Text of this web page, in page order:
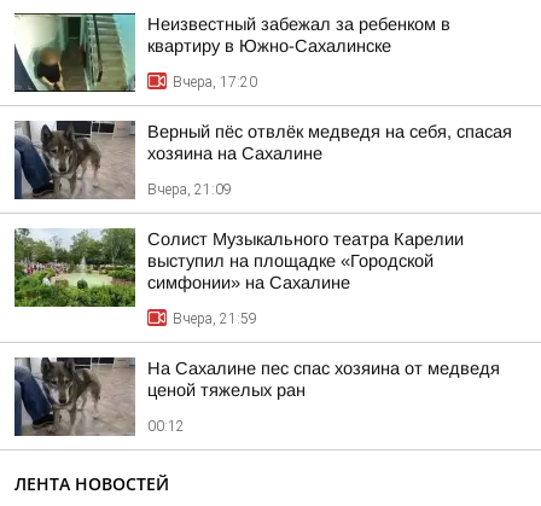
Неизвестный забежал за ребенком в
квартиру в Южно-Сахалинске
Вчера, 17:20
Верный пёс отвлёк медведя на себя, спасая
хозяина на Сахалине
Вчера, 21:09
Солист Музыкального театра Карелии
выступил на площадке «Городской
симфонии» на Сахалине
Вчера, 21:59
На Сахалине пес спас хозяина от медведя
ценой тяжелых ран
00:12
ЛЕНТА НОВОСТЕЙ